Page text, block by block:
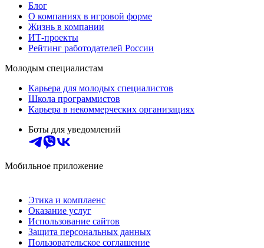
Блог
О компаниях в игровой форме
Жизнь в компании
ИТ-проекты
Рейтинг работодателей России
Молодым специалистам
Карьера для молодых специалистов
Школа программистов
Карьера в некоммерческих организациях
Боты для уведомлений
Мобильное приложение
Этика и комплаенс
Оказание услуг
Использование сайтов
Защита персональных данных
Пользовательское соглашение